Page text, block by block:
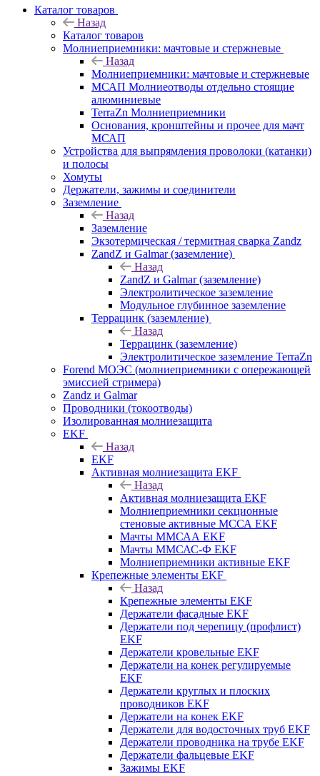
Каталог товаров
Назад
Каталог товаров
Молниеприемники: мачтовые и стержневые
Назад
Молниеприемники: мачтовые и стержневые
МСАП Молниеотводы отдельно стоящие
алюминиевые
TerraZn Молниеприемники
Основания, кронштейны и прочее для мачт
МСАП
Устройства для выпрямления проволоки (катанки)
и полосы
Хомуты
Держатели, зажимы и соединители
Заземление
Назад
Заземление
Экзотермическая / термитная сварка Zandz
ZandZ и Galmar (заземление)
Назад
ZandZ и Galmar (заземление)
Электролитическое заземление
Модульное глубинное заземление
Террацинк (заземление)
Назад
Террацинк (заземление)
Электролитическое заземление TerraZn
Forend МОЭС (молниеприемники с опережающей
эмиссией стримера)
Zandz и Galmar
Проводники (токоотводы)
Изолированная молниезащита
EKF
Назад
EKF
Активная молниезащита EKF
Назад
Активная молниезащита EKF
Молниеприемники секционные
стеновые активные МССА EKF
Мачты ММСАА EKF
Мачты ММСАС-Ф EKF
Молниеприемники активные EKF
Крепежные элементы EKF
Назад
Крепежные элементы EKF
Держатели фасадные EKF
Держатели под черепицу (профлист)
EKF
Держатели кровельные EKF
Держатели на конек регулируемые
EKF
Держатели круглых и плоских
проводников EKF
Держатели на конек EKF
Держатели для водосточных труб EKF
Держатели проводника на трубе EKF
Держатели фальцевые EKF
Зажимы EKF